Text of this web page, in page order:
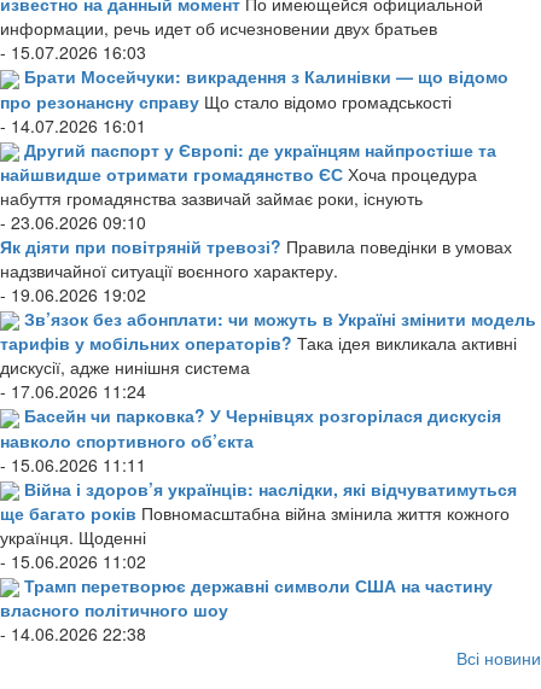
информации, речь идет об исчезновении двух братьев
- 15.07.2026 16:03
Брати Мосейчуки: викрадення з Калинівки — що відомо
про резонансну справу Що стало відомо громадськості
- 14.07.2026 16:01
Другий паспорт у Європі: де українцям найпростіше та
найшвидше отримати громадянство ЄС Хоча процедура
набуття громадянства зазвичай займає роки, існують
- 23.06.2026 09:10
Як діяти при повітряній тревозі? Правила поведінки в умовах
надзвичайної ситуації воєнного характеру.
- 19.06.2026 19:02
Зв’язок без абонплати: чи можуть в Україні змінити модель
тарифів у мобільних операторів? Така ідея викликала активні
дискусії, адже нинішня система
- 17.06.2026 11:24
Басейн чи парковка? У Чернівцях розгорілася дискусія
навколо спортивного об’єкта
- 15.06.2026 11:11
Війна і здоров’я українців: наслідки, які відчуватимуться
ще багато років Повномасштабна війна змінила життя кожного
українця. Щоденні
- 15.06.2026 11:02
Трамп перетворює державні символи США на частину
власного політичного шоу
- 14.06.2026 22:38
Всі новини